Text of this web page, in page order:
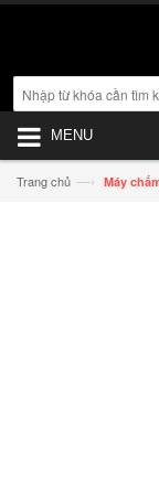
MENU
Trang chủ —› Máy